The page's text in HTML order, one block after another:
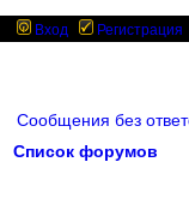
Вход Регистрация
Сообщения без
Список форумов